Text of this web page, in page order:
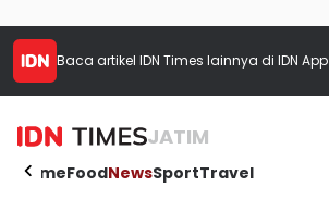
Baca artikel IDN Times lainnya di IDN App
JATIM
HomeFoodNewsSportTravel